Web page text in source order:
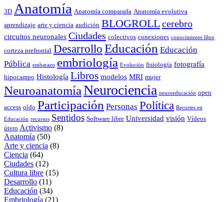
3D Anatomía Anatomía comparada Anatomía evolutiva
aprendizaje arte y ciencia audición BLOGROLLcerebro
circuitos neuronales Ciudades colectivos conexiones conocimiento libre
corteza prefrontal Desarrollo Educación Educación
Pública embarazo embriología Evolución fisiología fotografía
hipocampo Histología Libros modelos MRI mujer
NeuroanatomíaNeurociencia neuroeducación open
access oído Participación Personas Política Recortes en
Educación recursos Sentidos Software libre Universidad visión Vídeos
útero Activismo (8)
Anatomía (50)
Arte y ciencia (8)
Ciencia (64)
Ciudades (12)
Cultura libre (15)
Desarrollo (11)
Educación (34)
Embriología (21)